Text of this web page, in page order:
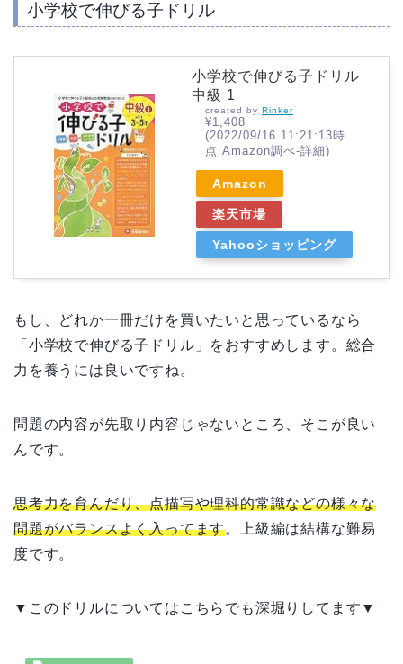
小学校で伸びる子ドリル
小学校で伸びる子ドリル
中級 1
created by Rinker
¥1,408
(2022/09/16 11:21:13時
点 Amazon調べ-詳細)
Amazon
楽天市場
Yahooショッピング
もし、どれか一冊だけを買いたいと思っているなら
「小学校で伸びる子ドリル」をおすすめします。総合
力を養うには良いですね。
問題の内容が先取り内容じゃないところ、そこが良い
んです。
思考力を育んだり、点描写や理科的常識などの様々な
問題がバランスよく入ってます。上級編は結構な難易
度です。
▼このドリルについてはこちらでも深堀りしてます▼